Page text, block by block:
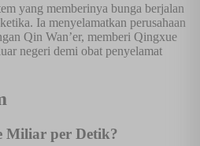
yang memberinya bunga berjalan
Ia menyelamatkan perusahaan
Qin Wan’er, memberi Qingxue
negeri demi obat penyelamat
Miliar per Detik?